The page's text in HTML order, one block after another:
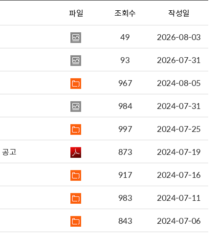
파일 조회수 작성일
49
2026-08-03
93
2026-07-31
967
2024-08-05
984
2024-07-31
997
2024-07-25
고
873
2024-07-19
917
2024-07-16
983
2024-07-11
843
2024-07-06